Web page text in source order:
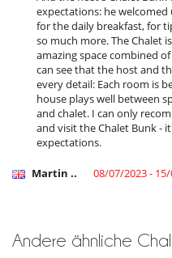
Treppenschutzgitter
Zusatzbett für Kinder auf
Küche und Ausstattung
Doppelkühlschrank
Eismaschine
Induktionskochfeldern
Kaffeemaschine (Bohnen)
Kaffeemaschine (Kapsel)
Mixer
Steam oven
Zentrifugenentsafter
Haushälterin
expectations: he
for the daily breakfast, for
so much more. The Chalet
amazing space combined
can see that the host and
every detail: Each room is
house plays well between
and chalet. I can only
and visit the Chalet Bunk -
expectations.
Martin .. 08/07/2023 -
Andere ähnliche